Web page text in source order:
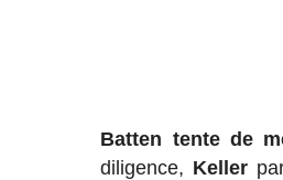
Batten tente de
diligence, Keller